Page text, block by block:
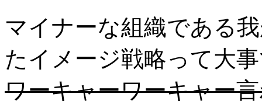
マイナーな組織である
たイメージ戦略って大
ワーキャーワーキャー